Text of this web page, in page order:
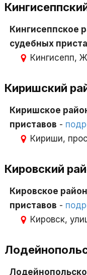
Кингисеппское
судебных
Кингисепп,
Киришский
Киришское
приставов -
Кириши,
Кировский
Кировское
приставов -
Кировск,